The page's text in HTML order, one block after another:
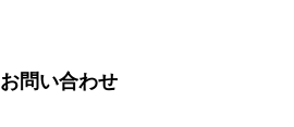
お問い合わせ